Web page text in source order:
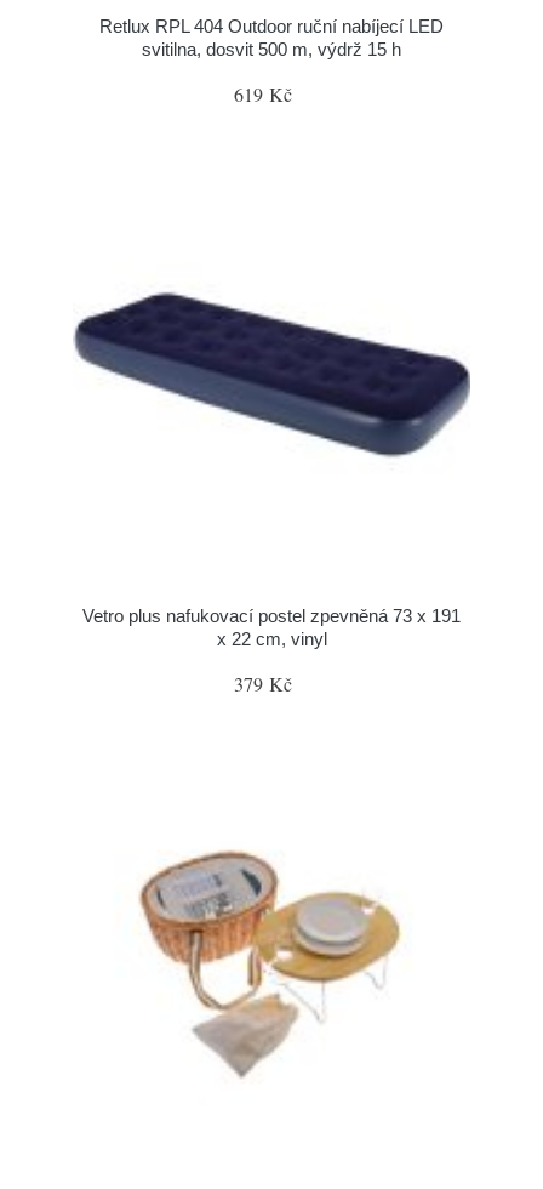
Retlux RPL 404 Outdoor ruční nabíjecí LED
svitilna, dosvit 500 m, výdrž 15 h
619 Kč
Vetro plus nafukovací postel zpevněná 73 x 191
x 22 cm, vinyl
379 Kč